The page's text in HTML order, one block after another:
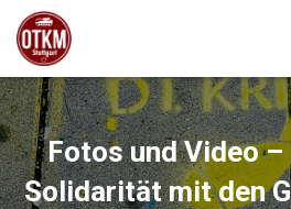
Fotos und Video
Solidarität mit den